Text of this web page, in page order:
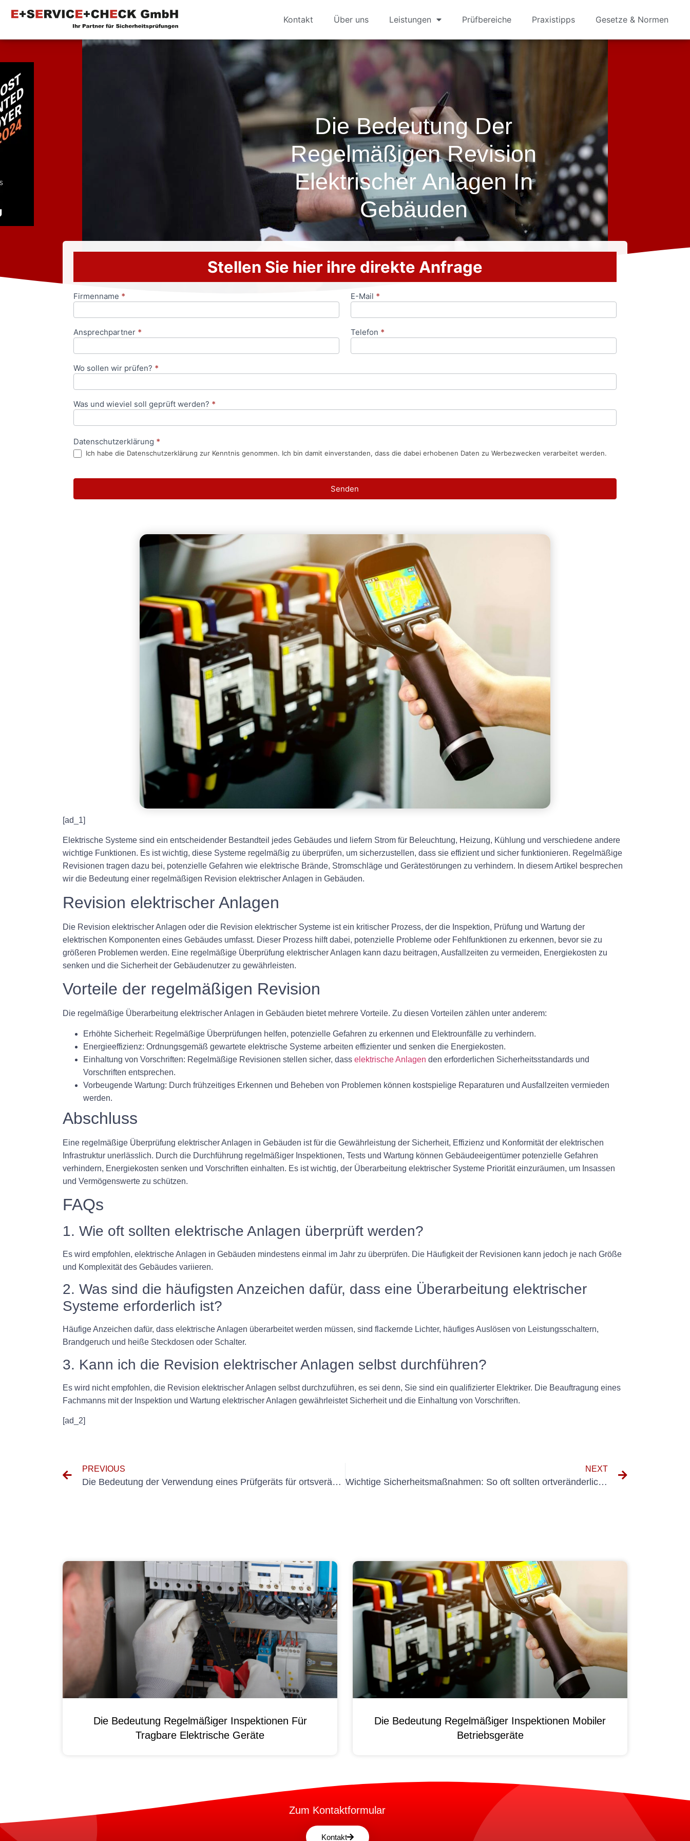
Kontakt Über uns Leistungen Prüfbereiche Praxistipps Gesetze & Normen
Die Bedeutung Der
Regelmäßigen Revision
Elektrischer Anlagen In
Gebäuden
Stellen Sie hier ihre direkte Anfrage
Anfrageformular
Firmenname * E-Mail *
Ansprechpartner * Telefon *
Wo sollen wir prüfen? *
Was und wieviel soll geprüft werden? *
Datenschutzerklärung *
Ich habe die Datenschutzerklärung zur Kenntnis genommen. Ich bin damit einverstanden, dass die dabei erhobenen Daten zu Werbezwecken verarbeitet werden.
Senden
[ad_1]
Elektrische Systeme sind ein entscheidender Bestandteil jedes Gebäudes und liefern Strom für Beleuchtung, Heizung, Kühlung und verschiedene andere
wichtige Funktionen. Es ist wichtig, diese Systeme regelmäßig zu überprüfen, um sicherzustellen, dass sie effizient und sicher funktionieren. Regelmäßige
Revisionen tragen dazu bei, potenzielle Gefahren wie elektrische Brände, Stromschläge und Gerätestörungen zu verhindern. In diesem Artikel besprechen
wir die Bedeutung einer regelmäßigen Revision elektrischer Anlagen in Gebäuden.
Revision elektrischer Anlagen
Die Revision elektrischer Anlagen oder die Revision elektrischer Systeme ist ein kritischer Prozess, der die Inspektion, Prüfung und Wartung der
elektrischen Komponenten eines Gebäudes umfasst. Dieser Prozess hilft dabei, potenzielle Probleme oder Fehlfunktionen zu erkennen, bevor sie zu
größeren Problemen werden. Eine regelmäßige Überprüfung elektrischer Anlagen kann dazu beitragen, Ausfallzeiten zu vermeiden, Energiekosten zu
senken und die Sicherheit der Gebäudenutzer zu gewährleisten.
Vorteile der regelmäßigen Revision
Die regelmäßige Überarbeitung elektrischer Anlagen in Gebäuden bietet mehrere Vorteile. Zu diesen Vorteilen zählen unter anderem:
Erhöhte Sicherheit: Regelmäßige Überprüfungen helfen, potenzielle Gefahren zu erkennen und Elektrounfälle zu verhindern.
Energieeffizienz: Ordnungsgemäß gewartete elektrische Systeme arbeiten effizienter und senken die Energiekosten.
Einhaltung von Vorschriften: Regelmäßige Revisionen stellen sicher, dass elektrische Anlagen den erforderlichen Sicherheitsstandards und
Vorschriften entsprechen.
Vorbeugende Wartung: Durch frühzeitiges Erkennen und Beheben von Problemen können kostspielige Reparaturen und Ausfallzeiten vermieden
werden.
Abschluss
Eine regelmäßige Überprüfung elektrischer Anlagen in Gebäuden ist für die Gewährleistung der Sicherheit, Effizienz und Konformität der elektrischen
Infrastruktur unerlässlich. Durch die Durchführung regelmäßiger Inspektionen, Tests und Wartung können Gebäudeeigentümer potenzielle Gefahren
verhindern, Energiekosten senken und Vorschriften einhalten. Es ist wichtig, der Überarbeitung elektrischer Systeme Priorität einzuräumen, um Insassen
und Vermögenswerte zu schützen.
FAQs
1. Wie oft sollten elektrische Anlagen überprüft werden?
Es wird empfohlen, elektrische Anlagen in Gebäuden mindestens einmal im Jahr zu überprüfen. Die Häufigkeit der Revisionen kann jedoch je nach Größe
und Komplexität des Gebäudes variieren.
2. Was sind die häufigsten Anzeichen dafür, dass eine Überarbeitung elektrischer
Systeme erforderlich ist?
Häufige Anzeichen dafür, dass elektrische Anlagen überarbeitet werden müssen, sind flackernde Lichter, häufiges Auslösen von Leistungsschaltern,
Brandgeruch und heiße Steckdosen oder Schalter.
3. Kann ich die Revision elektrischer Anlagen selbst durchführen?
Es wird nicht empfohlen, die Revision elektrischer Anlagen selbst durchzuführen, es sei denn, Sie sind ein qualifizierter Elektriker. Die Beauftragung eines
Fachmanns mit der Inspektion und Wartung elektrischer Anlagen gewährleistet Sicherheit und die Einhaltung von Vorschriften.
[ad_2]
PREVIOUS
Die Bedeutung der Verwendung eines Prüfgeräts für ortsveränderliche Geräte in der elektrischen Sicherheit
NEXT
Wichtige Sicherheitsmaßnahmen: So oft sollten ortveränderliche Geräte überprüft werden
Die Bedeutung Regelmäßiger Inspektionen Für
Tragbare Elektrische Geräte
Die Bedeutung Regelmäßiger Inspektionen Mobiler
Betriebsgeräte
Zum Kontaktformular
Kontakt